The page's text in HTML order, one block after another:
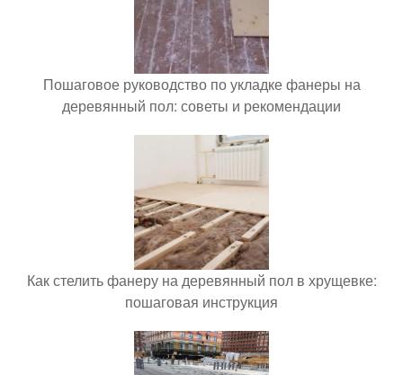
Пошаговое руководство по укладке фанеры на
деревянный пол: советы и рекомендации
Как стелить фанеру на деревянный пол в хрущевке:
пошаговая инструкция